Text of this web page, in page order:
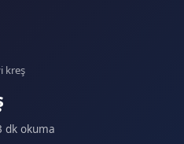
kreş
dk okuma